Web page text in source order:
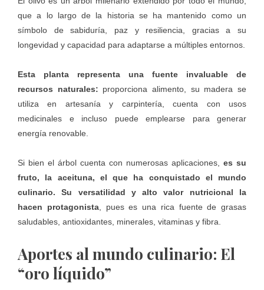
que a lo largo de la historia se ha mantenido como un
símbolo de sabiduría, paz y resiliencia, gracias a su
longevidad y capacidad para adaptarse a múltiples entornos.
Esta planta representa una fuente invaluable de
recursos naturales: proporciona alimento, su madera se
utiliza en artesanía y carpintería, cuenta con usos
medicinales e incluso puede emplearse para generar
energía renovable.
Si bien el árbol cuenta con numerosas aplicaciones, es su
fruto, la aceituna, el que ha conquistado el mundo
culinario. Su versatilidad y alto valor nutricional
la
hacen protagonista, pues es una rica fuente de grasas
saludables, antioxidantes, minerales, vitaminas y fibra.
Aportes al mundo culinario: El
“oro líquido”